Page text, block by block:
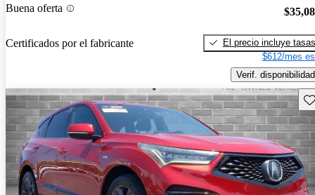
Buena oferta
Certificados por el fabricante
El precio incluye tasas
$612/mes
Verif. disponibilidad